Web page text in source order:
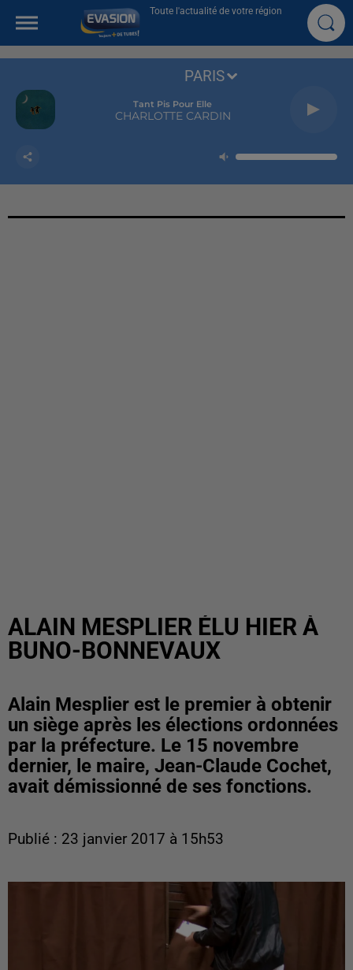
Toute l'actualité de votre région
Tant Pis Pour Elle
CHARLOTTE CARDIN
PARIS
ALAIN MESPLIER ÉLU HIER À
BUNO-BONNEVAUX
Alain Mesplier est le premier à obtenir
un siège après les élections ordonnées
par la préfecture. Le 15 novembre
dernier, le maire, Jean-Claude Cochet,
avait démissionné de ses fonctions.
Publié : 23 janvier 2017 à 15h53